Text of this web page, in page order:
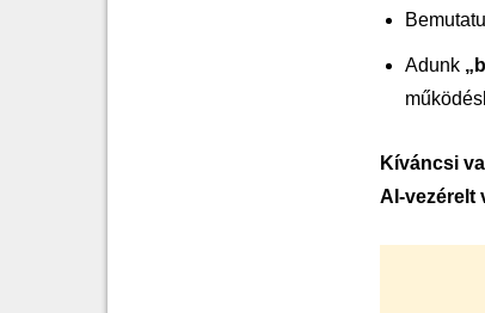
Adunk
Kíváncsi
AI-vezérelt